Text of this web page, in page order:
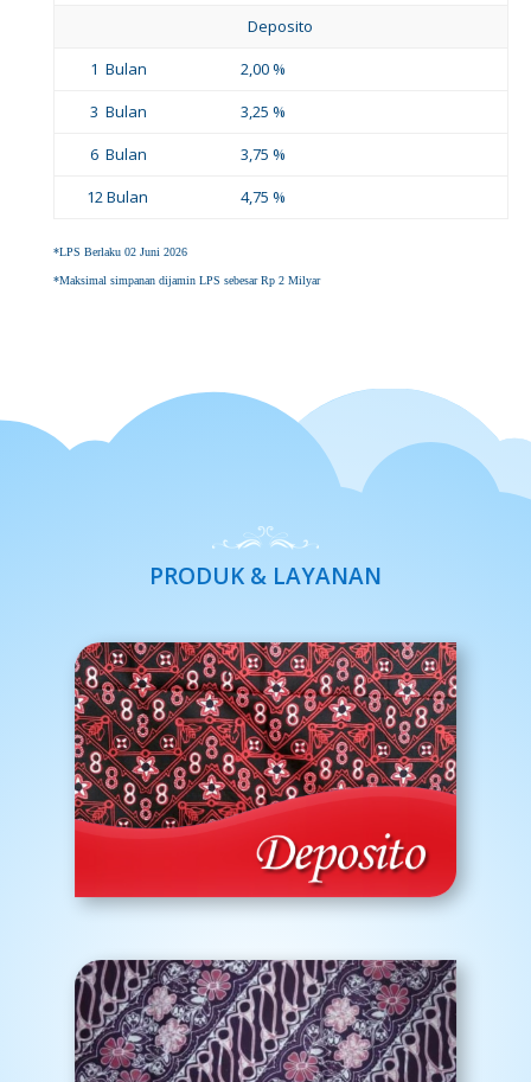
Deposito
1 Bulan
2,00 %
3 Bulan
3,25 %
6 Bulan
3,75 %
12 Bulan
4,75 %
*LPS Berlaku 02 Juni 2026
*Maksimal simpanan dijamin LPS sebesar Rp 2 Milyar
PRODUK & LAYANAN